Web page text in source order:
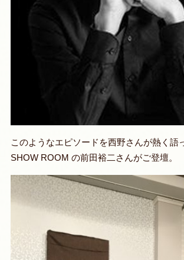
このようなエピソードを西野さんが熱く語
SHOW ROOM の前田裕二さんがご登壇。